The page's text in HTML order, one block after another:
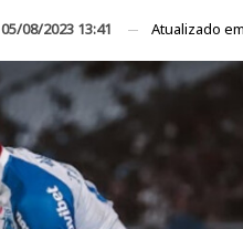
05/08/2023 13:41 Atualizado em